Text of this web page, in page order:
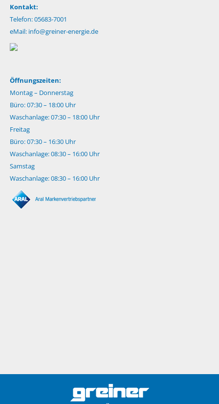
Kontakt:
Telefon: 05683-7001
eMail: info@greiner-energie.de
Öffnungszeiten:
Montag – Donnerstag
Büro: 07:30 – 18:00 Uhr
Waschanlage: 07:30 – 18:00 Uhr
Freitag
Büro: 07:30 – 16:30 Uhr
Waschanlage: 08:30 – 16:00 Uhr
Samstag
Waschanlage: 08:30 – 16:00 Uhr